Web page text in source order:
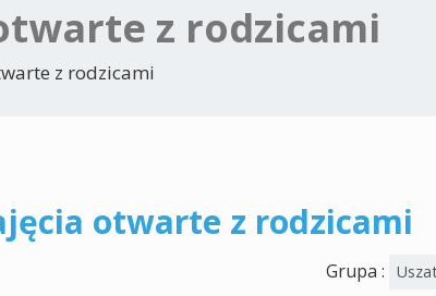
z rodzicami
z rodzicami
otwarte z rodzicami
Grupa :